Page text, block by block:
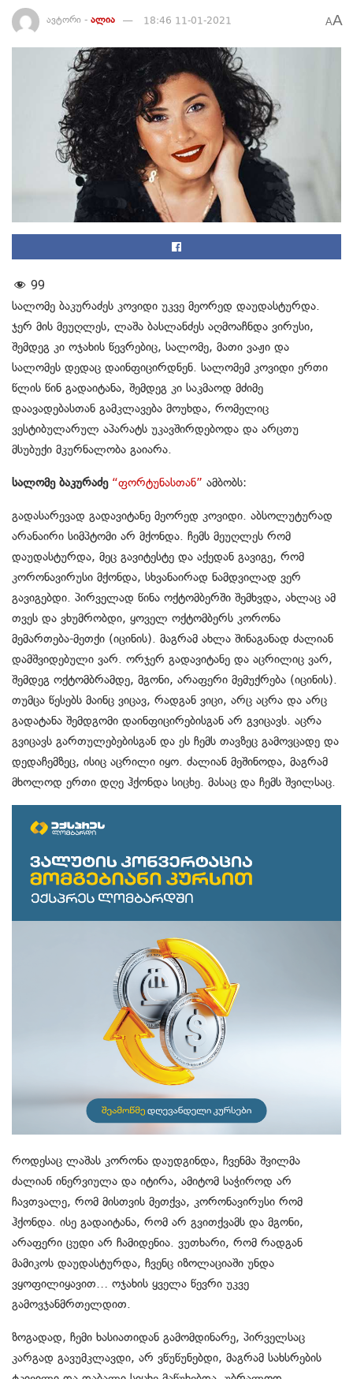
ავტორი - ალია 18:46 11-01-2021 AA
99
სალომე ბაკურაძეს კოვიდი უკვე მეორედ დაუდასტურდა.
ჯერ მის მეუღლეს, ლაშა ბასლანძეს აღმოაჩნდა ვირუსი,
შემდეგ კი ოჯახის წევრებიც, სალომე, მათი ვაჟი და
სალომეს დედაც დაინფიცირდნენ. სალომემ კოვიდი ერთი
წლის წინ გადაიტანა, შემდეგ კი საკმაოდ მძიმე
დაავადებასთან გამკლავება მოუხდა, რომელიც
ვესტიბულარულ აპარატს უკავშირდებოდა და არცთუ
მსუბუქი მკურნალობა გაიარა.
სალომე ბაკურაძე “ფორტუნასთან” ამბობს:
გადასარევად გადავიტანე მეორედ კოვიდი. აბსოლუტურად
არანაირი სიმპტომი არ მქონდა. ჩემს მეუღლეს რომ
დაუდასტურდა, მეც გავიტესტე და აქედან გავიგე, რომ
კორონავირუსი მქონდა, სხვანაირად ნამდვილად ვერ
გავიგებდი. პირველად წინა ოქტომბერში შემხვდა, ახლაც ამ
თვეს და ვხუმრობდი, ყოველ ოქტომბერს კორონა
მემართება-მეთქი (იცინის). მაგრამ ახლა შინაგანად ძალიან
დამშვიდებული ვარ. ორჯერ გადავიტანე და აცრილიც ვარ,
შემდეგ ოქტომბრამდე, მგონი, არაფერი მემუქრება (იცინის).
თუმცა წესებს მაინც ვიცავ, რადგან ვიცი, არც აცრა და არც
გადატანა შემდგომი დაინფიცირებისგან არ გვიცავს. აცრა
გვიცავს გართულებებისგან და ეს ჩემს თავზეც გამოვცადე და
დედაჩემზეც, ისიც აცრილი იყო. ძალიან მეშინოდა, მაგრამ
მხოლოდ ერთი დღე ჰქონდა სიცხე. მასაც და ჩემს შვილსაც.
როდესაც ლაშას კორონა დაუდგინდა, ჩვენმა შვილმა
ძალიან ინერვიულა და იტირა, ამიტომ საჭიროდ არ
ჩავთვალე, რომ მისთვის მეთქვა, კორონავირუსი რომ
ჰქონდა. ისე გადაიტანა, რომ არ გვითქვამს და მგონი,
არაფერი ცუდი არ ჩამიდენია. ვუთხარი, რომ რადგან
მამიკოს დაუდასტურდა, ჩვენც იზოლაციაში უნდა
ვყოფილიყავით… ოჯახის ყველა წევრი უკვე
გამოვჯანმრთელდით.
ზოგადად, ჩემი ხასიათიდან გამომდინარე, პირველსაც
კარგად გავუმკლავდი, არ ვწუწუნებდი, მაგრამ სახსრების